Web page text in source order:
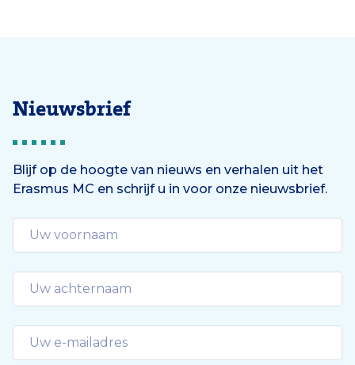
Nieuwsbrief
Blijf op de hoogte van nieuws en verhalen uit het
Erasmus MC en schrijf u in voor onze nieuwsbrief.